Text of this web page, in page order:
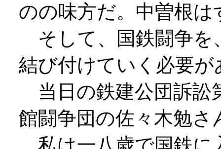
のの味方だ。中曽根は
そして、国鉄闘争を
結び付けていく必要が
当日の鉄建公団訴訟
館闘争団の佐々木勉さ
私は一八歳で国鉄に